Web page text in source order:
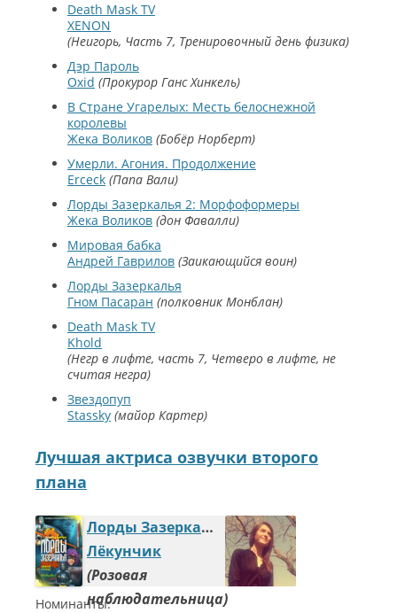
Death Mask TV
XENON
Неигорь, Часть 7, Тренировочный день физика
Дэр Пароль
Oxid Прокурор Ганс Хинкель
В Cтране Угарелых: Месть белоснежной
королевы
Жека Воликов Бобёр Норберт
Умерли. Агония. Продолжение
Erceck Папа Вали
Лорды Зазеркалья 2: Морфоформеры
Жека Воликов дон Фавалли
Мировая бабка
Андрей Гаврилов Заикающийся воин
Лорды Зазеркалья
Гном Пасаран полковник Монблан
Death Mask TV
Khold
Негр в лифте, часть 7, Четверо в лифте, не
считая негра
Звездопуп
Stassky майор Картер
Лучшая актриса озвучки второго
плана
Лорды Зазеркалья 2: Морфоформеры
Лёкунчик
Розовая
наблюдательница
Номинанты: